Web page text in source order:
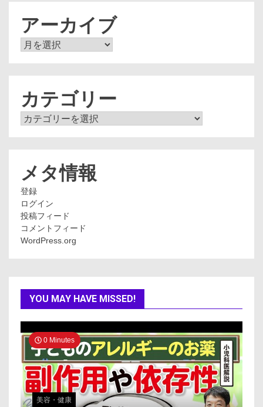
アーカイブ
ア
カテゴリー
カ
メタ情報
登録
ログイン
投稿フィード
コメントフィード
WordPress.org
YOU MAY HAVE MISSED!
0 Minutes
美容・健康